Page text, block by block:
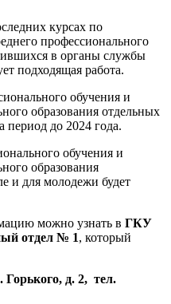
курсах по
профессионального
в органы службы
подходящая работа.
обучения и
образования отдельных
период до 2024 года.
обучения и
образования
и для молодежи будет
можно узнать в ГКУ
отдел № 1, который
Горького, д. 2, тел.